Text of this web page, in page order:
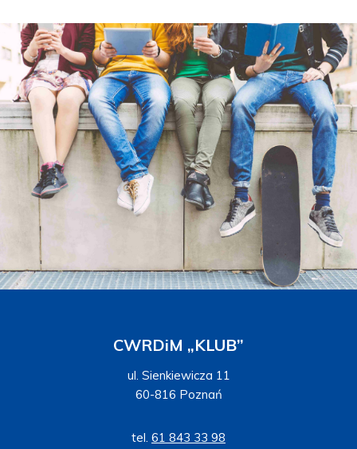
CWRDiM „KLUB”
ul. Sienkiewicza 11
60-816 Poznań
tel. 61 843 33 98